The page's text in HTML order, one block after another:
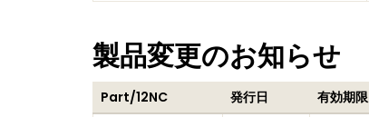
製品変更のお知らせ
Part/12NC 発行日 有効期限